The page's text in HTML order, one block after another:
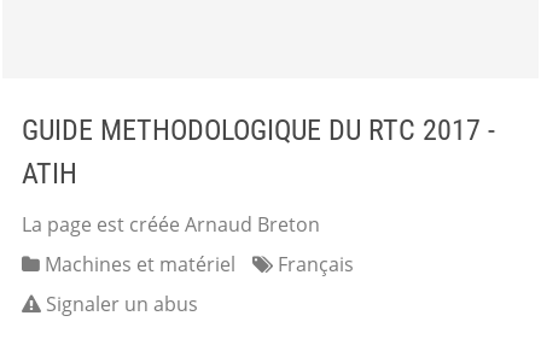
GUIDE METHODOLOGIQUE DU RTC 2017 -
ATIH
La page est créée Arnaud Breton
Machines et matériel
Français
Signaler un abus